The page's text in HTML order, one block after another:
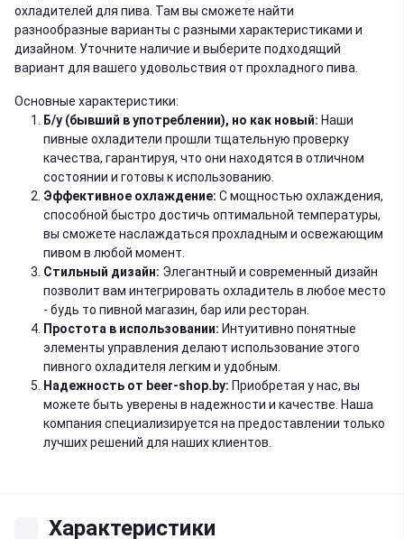
охладителей для пива. Там вы сможете найти
разнообразные варианты с разными характеристиками и
дизайном. Уточните наличие и выберите подходящий
вариант для вашего удовольствия от прохладного пива.
Основные характеристики:
Б/у (бывший в употреблении), но как новый: Наши
пивные охладители прошли тщательную проверку
качества, гарантируя, что они находятся в отличном
состоянии и готовы к использованию.
Эффективное охлаждение: С мощностью охлаждения,
способной быстро достичь оптимальной температуры,
вы сможете наслаждаться прохладным и освежающим
пивом в любой момент.
Стильный дизайн: Элегантный и современный дизайн
позволит вам интегрировать охладитель в любое место
- будь то пивной магазин, бар или ресторан.
Простота в использовании: Интуитивно понятные
элементы управления делают использование этого
пивного охладителя легким и удобным.
Надежность от beer-shop.by: Приобретая у нас, вы
можете быть уверены в надежности и качестве. Наша
компания специализируется на предоставлении только
лучших решений для наших клиентов.
Характеристики